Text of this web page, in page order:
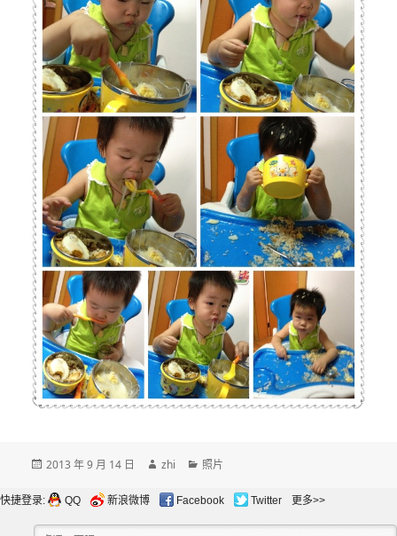
发
于
2013 年 9 月 14 日
作
zhi
分
照片
快捷登录: QQ 新浪微博 Facebook Twitter 更多>>